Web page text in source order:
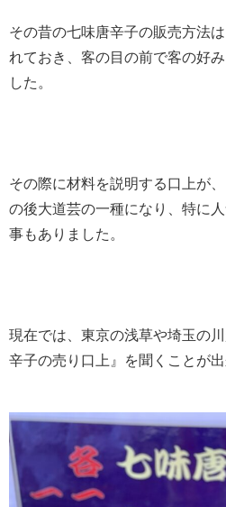
その昔の七味唐辛子の販売方法
れておき、客の目の前で客の好
した。
その際に材料を説明する口上が
の後大道芸の一種になり、特に
事もありました。
現在では、東京の浅草や埼玉の
辛子の売り口上』を聞くことが出